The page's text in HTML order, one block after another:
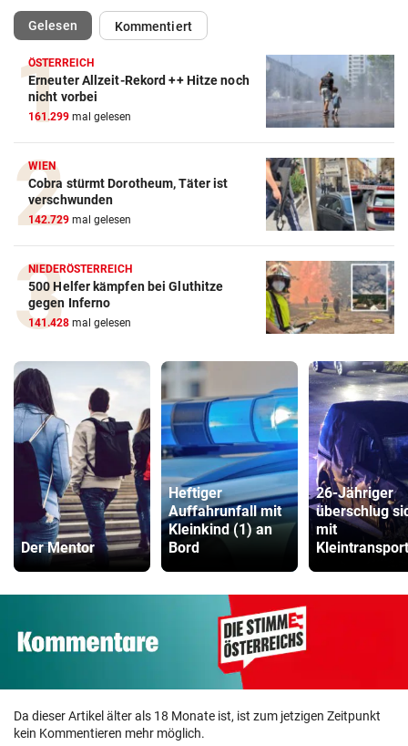
Gelesen(ausgewählt)Kommentiert
ÖSTERREICH
Erneuter Allzeit-Rekord ++ Hitze noch
nicht vorbei
161.299 mal gelesen
WIEN
Cobra stürmt Dorotheum, Täter ist
verschwunden
142.729 mal gelesen
NIEDERÖSTERREICH
500 Helfer kämpfen bei Gluthitze
gegen Inferno
141.428 mal gelesen
Der Mentor
Heftiger
Auffahrunfall mit
Kleinkind (1) an
Bord
26-Jähriger
überschlug
mit
Da dieser Artikel älter als 18 Monate ist, ist zum jetzigen Zeitpunkt
kein Kommentieren mehr möglich.